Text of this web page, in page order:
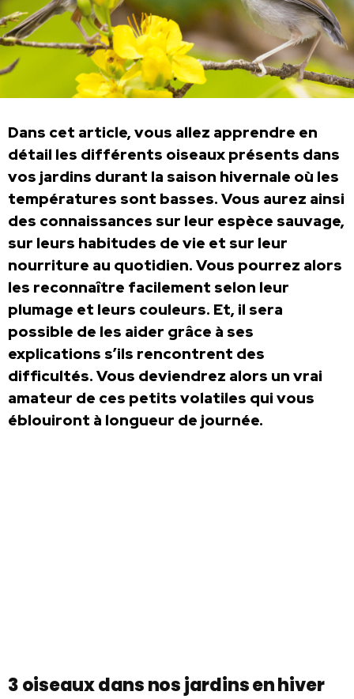
Dans cet article, vous allez apprendre en
détail les différents oiseaux présents dans
vos jardins durant la saison hivernale où les
températures sont basses. Vous aurez ainsi
des connaissances sur leur espèce sauvage,
sur leurs habitudes de vie et sur leur
nourriture au quotidien. Vous pourrez alors
les reconnaître facilement selon leur
plumage et leurs couleurs. Et, il sera
possible de les aider grâce à ses
explications s’ils rencontrent des
difficultés. Vous deviendrez alors un vrai
amateur de ces petits volatiles qui vous
éblouiront à longueur de journée.
3 oiseaux dans nos jardins en hiver